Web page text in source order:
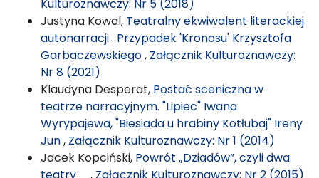
Kulturoznawczy: Nr 5 (2018)
Justyna Kowal, Teatralny ekwiwalent literackiej
autonarracji . Przypadek 'Kronosu' Krzysztofa
Garbaczewskiego, Załącznik Kulturoznawczy:
Nr 8 (2021)
Klaudyna Desperat, Postać sceniczna w
teatrze narracyjnym. "Lipiec" Iwana
Wyrypajewa, "Biesiada u hrabiny Kotłubaj" Ireny
Jun, Załącznik Kulturoznawczy: Nr 1 (2014)
Jacek Kopciński, Powrót „Dziadów”, czyli dwa